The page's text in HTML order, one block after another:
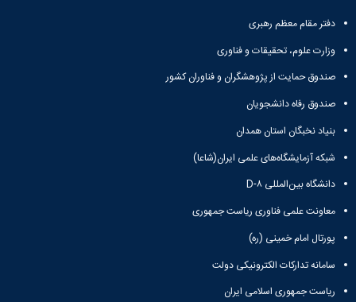
دفتر مقام معظم رهبری
وزارت علوم، تحقیقات و فناوری
صندوق حمایت از پژوهشگران و فناوران کشور
صندوق رفاه دانشجویان
بنیاد نخبگان استان همدان
شبکه آزمایشگاه‌های علمی ایران(شاعا)
دانشگاه بین‌المللی D-۸
معاونت علمی فناوری ریاست جمهوری
پورتال امام خمینی (ره)
سامانه تدارکات الکترونیکی دولت
ریاست جمهوری اسلامی ایران